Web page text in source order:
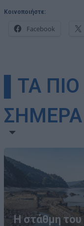
Κοινοποιήστε:
Facebook
▌ΤΑ
ΣΗΜΕΡΑ
Η στάθμη